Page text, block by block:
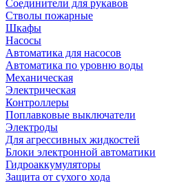
Соединители для рукавов
Стволы пожарные
Шкафы
Насосы
Автоматика для насосов
Автоматика по уровню воды
Механическая
Электрическая
Контроллеры
Поплавковые выключатели
Электроды
Для агрессивных жидкостей
Блоки электронной автоматики
Гидроаккумуляторы
Защита от сухого хода